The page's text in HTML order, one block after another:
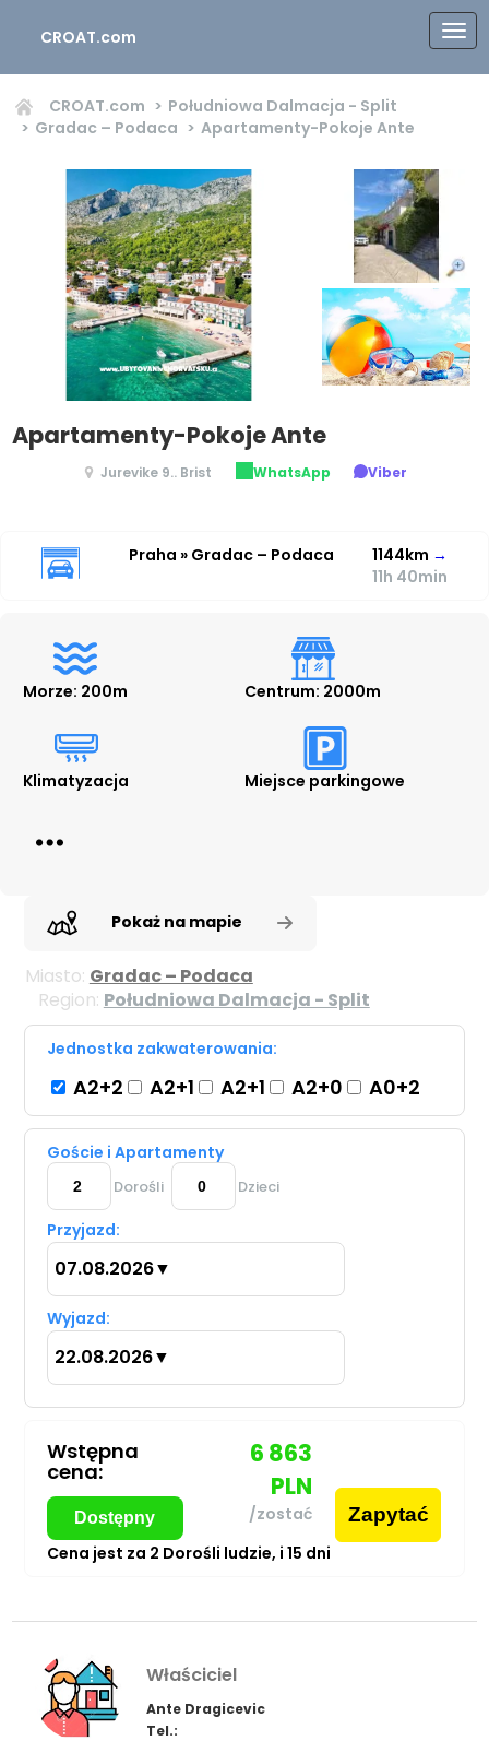
CROAT.com
CROAT.com
Południowa Dalmacja - Split
Gradac – Podaca
Apartamenty-Pokoje Ante
Apartamenty-Pokoje Ante
Jurevike 9.. Brist WhatsApp Viber
Praha » Gradac – Podaca 1144km →
11h 40min
Morze: 200m Centrum: 2000m
Klimatyzacja Miejsce parkingowe
Pokaż na mapie
Miasto: Gradac – Podaca
Region: Południowa Dalmacja - Split
Jednostka zakwaterowania:
A2+2 A2+1 A2+1 A2+0 A0+2
Goście i Apartamenty
Dorośli Dzieci
Przyjazd:
07.08.2026▼
Wyjazd:
22.08.2026▼
Wstępna
cena:
Dostępny
6 863
PLN
/zostać Zapytać
Cena jest za 2 Dorośli ludzie, i 15 dni
Właściciel
Ante Dragicevic
Tel.: